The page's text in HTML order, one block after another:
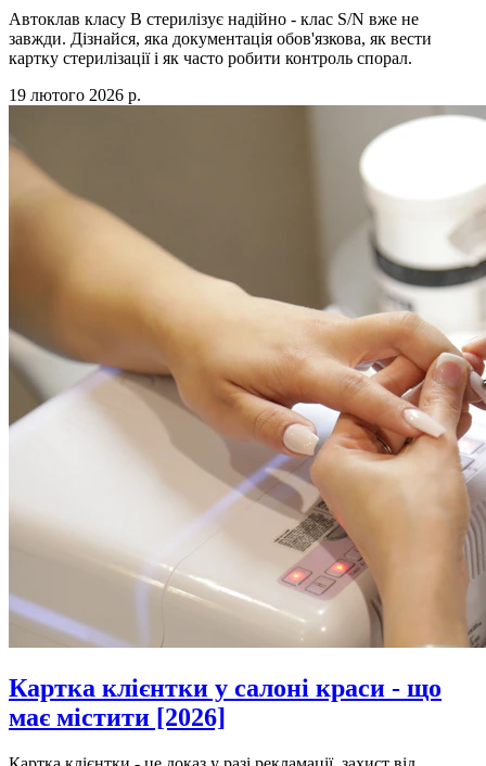
Автоклав класу B стерилізує надійно - клас S/N вже не
завжди. Дізнайся, яка документація обов'язкова, як вести
картку стерилізації і як часто робити контроль спорал.
19 лютого 2026 р.
Картка клієнтки у салоні краси - що
має містити [2026]